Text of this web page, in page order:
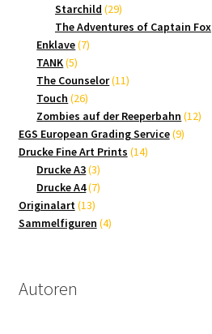
Produkte
Starchild 2929
Produkte
The Adventures of Captain Fox
Enklave 77
TANK 55
Produkte
The Counselor 1111
Touch 2626
Produkte
Zombies auf der Reeperbahn 1212
EGS European Grading Service 99
Drucke Fine Art Prints 1414
Drucke A3 33
Produkte
Drucke A4 77
Originalart 1313
Produkte
Sammelfiguren 44
Autoren